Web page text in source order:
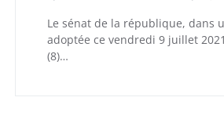
Le sénat de la république, dans
adoptée ce vendredi 9 juillet
(8)…